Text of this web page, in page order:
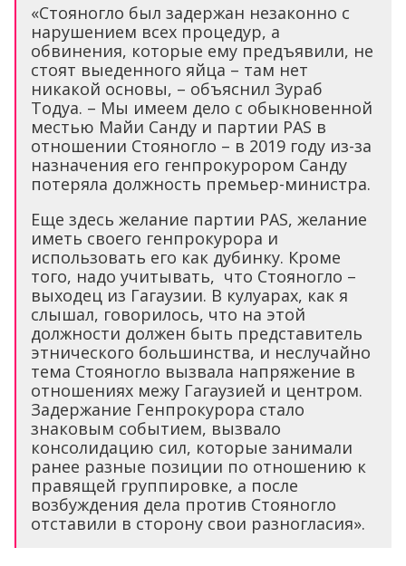
«Стояногло был задержан незаконно с
нарушением всех процедур, а
обвинения, которые ему предъявили, не
стоят выеденного яйца – там нет
никакой основы, – объяснил Зураб
Тодуа. – Мы имеем дело с обыкновенной
местью Майи Санду и партии PAS в
отношении Стояногло – в 2019 году из-за
назначения его генпрокурором Санду
потеряла должность премьер-министра.
Еще здесь желание партии PAS, желание
иметь своего генпрокурора и
использовать его как дубинку. Кроме
того, надо учитывать, что Стояногло –
выходец из Гагаузии. В кулуарах, как я
слышал, говорилось, что на этой
должности должен быть представитель
этнического большинства, и неслучайно
тема Стояногло вызвала напряжение в
отношениях межу Гагаузией и центром.
Задержание Генпрокурора стало
знаковым событием, вызвало
консолидацию сил, которые занимали
ранее разные позиции по отношению к
правящей группировке, а после
возбуждения дела против Стояногло
отставили в сторону свои разногласия».